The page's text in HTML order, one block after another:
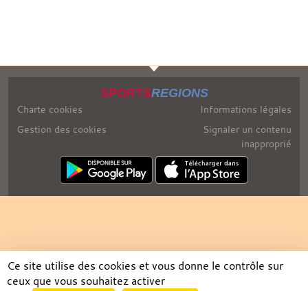
SPORTSREGIONS
Charte cookies
Gestion des cookies
Informations légales
Signaler un contenu
inapproprié
Ce site utilise des cookies et vous donne le contrôle sur
ceux que vous souhaitez activer